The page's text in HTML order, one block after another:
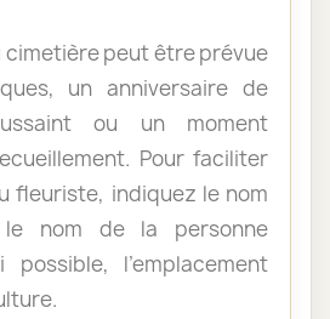
cimetière peut être prévue
un anniversaire de
ou un moment
Pour faciliter
fleuriste, indiquez le nom
nom de la personne
l’emplacement